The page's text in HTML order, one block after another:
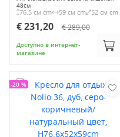
48см
76.5 см cm 59 см cm 52 см cm
€ 231,20 € 289,00
Доступно в интернет-
магазине
-20 %